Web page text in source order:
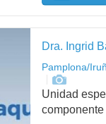
Dra. Ingrid
Pamplona/
Unidad